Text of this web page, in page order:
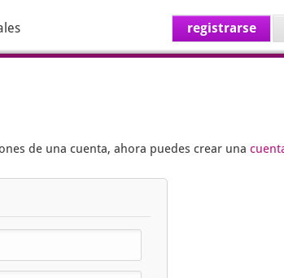
registrarse
de una cuenta, ahora puedes crear una